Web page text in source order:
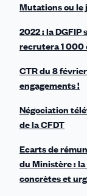
Mutations ou le
2022 : la
recrutera 1 000
CTR du 8
engagements !
Négociation
de la CFDT
Ecarts de
du Ministère : la
concrètes et